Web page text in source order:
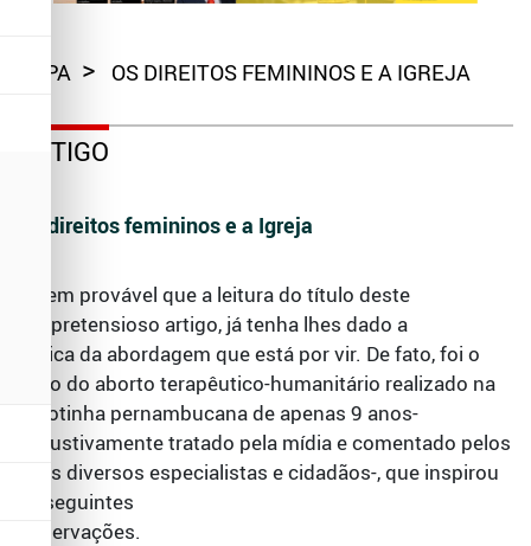
CAPA OS DIREITOS FEMININOS E A IGREJA
ARTIGO
Os direitos femininos e a Igreja
É bem provável que a leitura do título deste
despretensioso artigo, já tenha lhes dado a
tônica da abordagem que está por vir. De fato, foi o
caso do aborto terapêutico-humanitário realizado na
garotinha pernambucana de apenas 9 anos-
exaustivamente tratado pela mídia e comentado pelos
mais diversos especialistas e cidadãos-, que inspirou
as seguintes
observações.